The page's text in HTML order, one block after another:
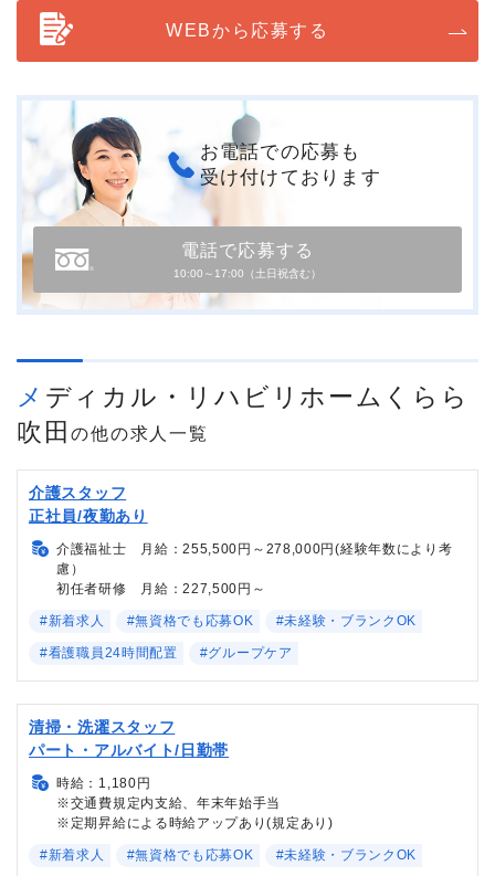
WEBから応募する
お電話での応募も
受け付けております
電話で応募する
10:00～17:00（土日祝含む）
メディカル・リハビリホームくらら
吹田の他の求人一覧
介護スタッフ
正社員/夜勤あり
介護福祉士 月給：255,500円～278,000円(経験年数により考
慮）
初任者研修 月給：227,500円～
#新着求人 #無資格でも応募OK #未経験・ブランクOK
#看護職員24時間配置 #グループケア
清掃・洗濯スタッフ
パート・アルバイト/日勤帯
時給：1,180円
※交通費規定内支給、年末年始手当
※定期昇給による時給アップあり(規定あり)
#新着求人 #無資格でも応募OK #未経験・ブランクOK